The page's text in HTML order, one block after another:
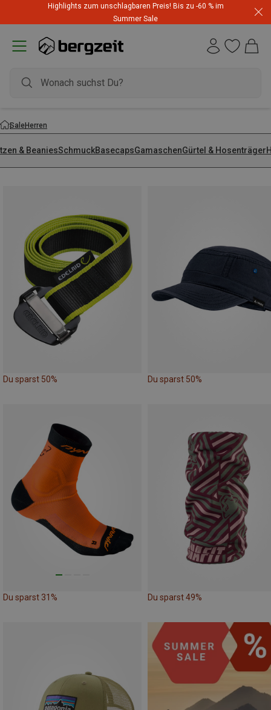
Highlights zum unschlagbaren Preis! Bis zu -60 % im
Summer Sale
SaleHerren
& BeaniesSchmuckBasecapsGamaschenGürtel & Hosenträger
Du sparst 50% Du sparst 50%
Du sparst 31% Du sparst 49%